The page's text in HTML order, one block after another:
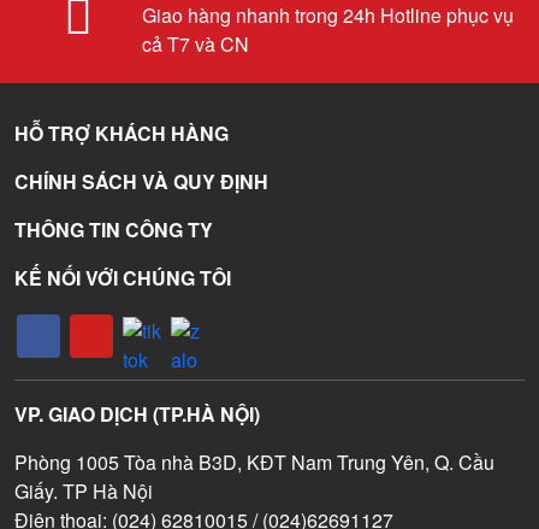
Giao hàng nhanh trong 24h Hotline phục vụ
cả T7 và CN
HỖ TRỢ KHÁCH HÀNG
CHÍNH SÁCH VÀ QUY ĐỊNH
THÔNG TIN CÔNG TY
KẾ NỐI VỚI CHÚNG TÔI
VP. GIAO DỊCH (TP.HÀ NỘI)
Phòng 1005 Tòa nhà B3D, KĐT Nam Trung Yên, Q. Cầu
Giấy. TP Hà Nội
Điện thoại: (024) 62810015 / (024)62691127